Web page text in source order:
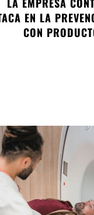
EN LA
CON